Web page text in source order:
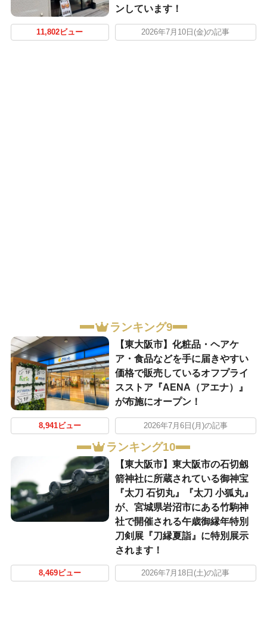
ンしています！
11,802ビュー 2026年7月10日(金)の記事
ランキング9
【東大阪市】化粧品・ヘアケ
ア・食品などを手に届きやすい
価格で販売しているオフプライ
スストア『AENA（アエナ）』
が布施にオープン！
8,941ビュー 2026年7月6日(月)の記事
ランキング10
【東大阪市】東大阪市の石切劔
箭神社に所蔵されている御神宝
『太刀 石切丸』『太刀 小狐丸』
が、宮城県岩沼市にある竹駒神
社で開催される午歳御縁年特別
刀剣展『刀縁夏詣』に特別展示
されます！
8,469ビュー 2026年7月18日(土)の記事